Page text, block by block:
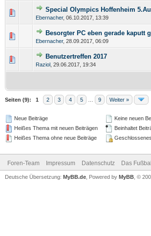
Special Olympics Hoffenheim
Ebernacher, 06.10.2017, 13:39
Besorgter PC eben gerade kaputt
Ebernacher, 28.09.2017, 06:09
Benutzertreffen 2017
Raziol 29.06.2017, 19:34
Seiten (9): 1 2 3 4 5 9 Weiter »
Neue Beiträge
Heißes Thema mit neuen Beiträgen
Heißes Thema ohne neue Beiträge
Keine neuen
Beinhaltet
Foren-Team Impressum Datenschutz Das
Deutsche Übersetzung: MyBB.de , Powered by MyBB , ©